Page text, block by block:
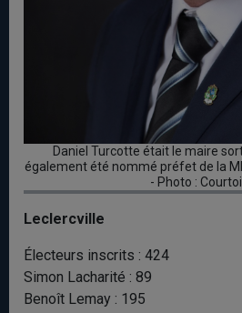
Daniel Turcotte était le maire
également été nommé préfet de la
- Photo :
Leclercville
Électeurs inscrits : 424
Simon Lacharité : 89
Benoît Lemay : 195